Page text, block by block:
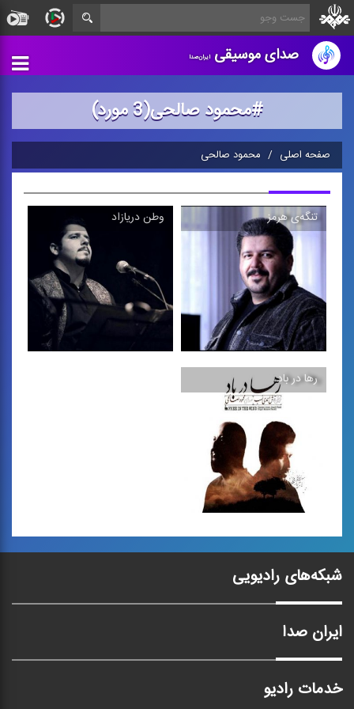
صدای موسیقیایران‌صدا
#محمود صالحی(3 مورد)
صفحه اصلی محمود صالحی
تنگه‌ی هرمز
تنگه‌ی هرمز
ترانه‌ی پاپ
وطن دریازاد
رها در باد
رها در باد
آلبومی از قطعات باكلام و
بی‌كلام در فضای موسیقی ...
شبکه‌های رادیویی
ایران صدا
خدمات رادیو